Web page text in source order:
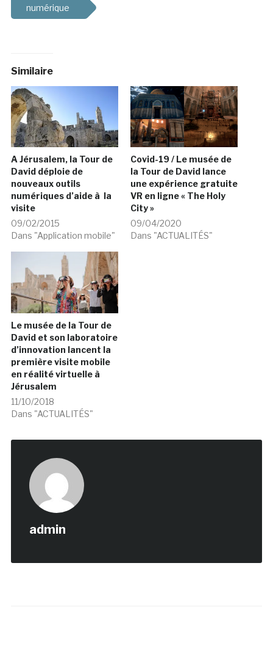
numérique
Similaire
A Jérusalem, la Tour de
David déploie de
nouveaux outils
numériques d’aide à la
visite
09/02/2015
Dans "Application mobile"
Covid-19 / Le musée de
la Tour de David lance
une expérience gratuite
VR en ligne « The Holy
City »
09/04/2020
Dans "ACTUALITÉS"
Le musée de la Tour de
David et son laboratoire
d’innovation lancent la
première visite mobile
en réalité virtuelle à
Jérusalem
11/10/2018
Dans "ACTUALITÉS"
admin